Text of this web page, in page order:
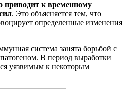
приводит к временному
. Это объясняется тем, что
определенные изменения
система занята борьбой с
В период выработки
уязвимым к некоторым